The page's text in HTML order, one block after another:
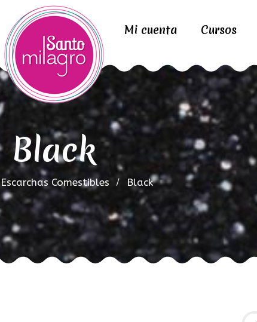
Mi cuenta Cursos
Black
Escarchas Comestibles Black